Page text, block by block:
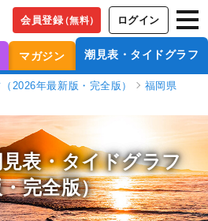
会員登録（無料） ログイン
マガジン 潮見表・タイドグラフ
2026年最新版・完全版）
福岡県
表・タイドグラフ
完全版）